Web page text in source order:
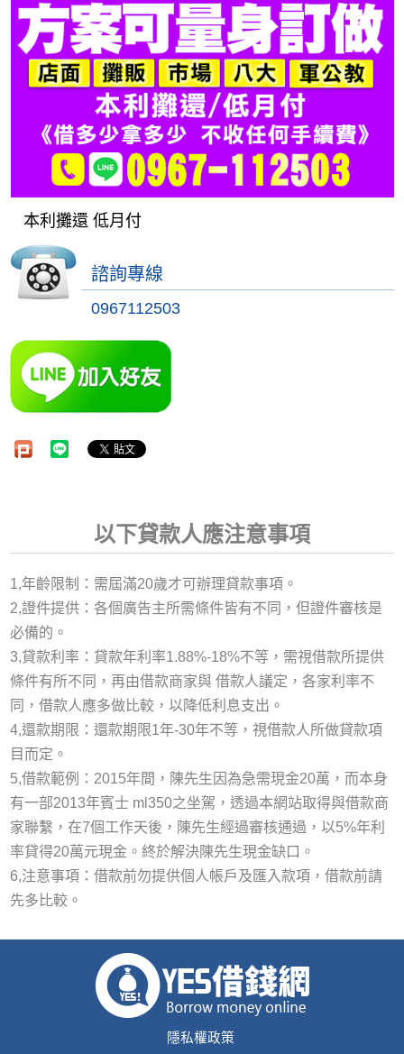
本利攤還 低月付
諮詢專線
0967112503
以下貸款人應注意事項
1,年齡限制：需屆滿20歲才可辦理貸款事項。
2,證件提供：各個廣告主所需條件皆有不同，但證件審核是
必備的。
3,貸款利率：貸款年利率1.88%-18%不等，需視借款所提供
條件有所不同，再由借款商家與 借款人議定，各家利率不
同，借款人應多做比較，以降低利息支出。
4,還款期限：還款期限1年-30年不等，視借款人所做貸款項
目而定。
5,借款範例：2015年間，陳先生因為急需現金20萬，而本身
有一部2013年賓士 ml350之坐駕，透過本網站取得與借款商
家聯繫，在7個工作天後，陳先生經過審核通過，以5%年利
率貸得20萬元現金。終於解決陳先生現金缺口。
6,注意事項：借款前勿提供個人帳戶及匯入款項，借款前請
先多比較。
隱私權政策